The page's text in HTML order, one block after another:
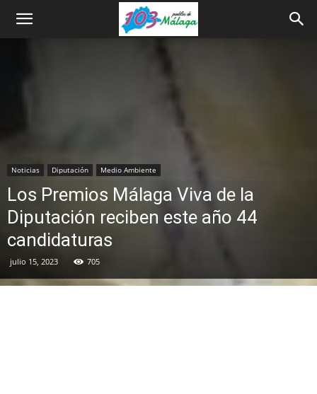
Noticias Diputación Medio Ambiente
Los Premios Málaga Viva de la
Diputación reciben este año 44
candidaturas
julio 15, 2023 705